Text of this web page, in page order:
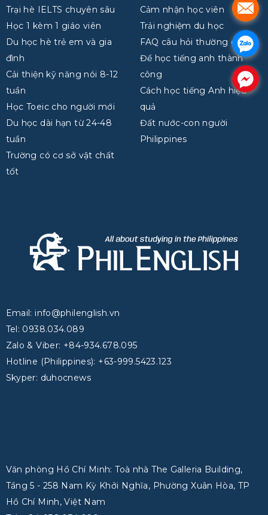
Trại hè IELTS chuyên sâu
Học 1 kèm 1 giáo viên
Du học hè trẻ em và gia
đình
Cải thiện kỹ năng nói 8-12
tuần
Học Toeic cho người mới
Du học dài hạn từ 24-48
tuần
Trường có cơ sở vật chất
tốt
Cảm nhận học viên
Trải nghiệm du học
FAQ câu hỏi thường gặp
Để học tiếng anh thành
công
Cách học tiếng Anh hiệu
quả
Đất nước-con người
Philippines
Email: info@philenglish.vn
Tel: 0938.034.089
Zalo & Viber: +84-934.678.095
Hotline (Philippines): +63-999.5423.123
Skyper: duhocnews
Văn phòng Hồ Chí Minh: Toà nhà The Galleria Building,
Tầng 5 - 258 Nam Kỳ Khởi Nghĩa, Phường Xuân Hòa, TP
Hồ Chí Minh, Việt Nam
.
.
.